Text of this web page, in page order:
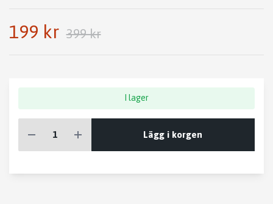
199 kr 399 kr
I lager
Lägg i korgen